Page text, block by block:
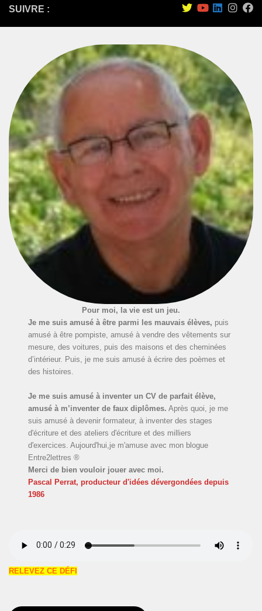
SUIVRE :
Pour moi, la vie est un jeu.
Je me suis amusé à être parmi les mauvais élèves, puis
amusé à être pompiste, amusé à vendre des vêtements sur
mesure, des voitures, puis des maisons et des cheminées
d’intérieur. Puis, je me suis amusé à écrire des poèmes et
des histoires.
Je me suis amusé à inventer un CV de parfait élève,
amusé à m’inventer de faux diplômes. Après quoi, je me
suis amusé à devenir formateur, à inventer des stages
d'écriture et des ateliers d'écriture et des milliers
d'exercices. Aujourd'hui,je m'amuse avec mon blogue
Entre2lettres ®
Merci de bien vouloir jouer avec moi.
Pascal Perrat, producteur d'idées dévergondées depuis
1986
RELEVEZ CE DÉFI